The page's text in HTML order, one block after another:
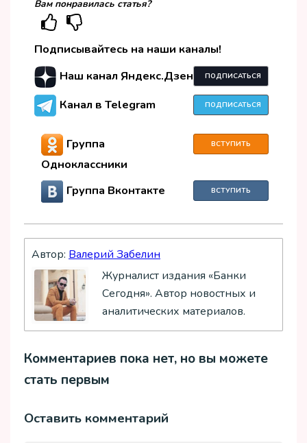
Вам понравилась статья?
Подписывайтесь на наши каналы!
Наш канал Яндекс.Дзен
ПОДПИСАТЬСЯ
Канал в Telegram ПОДПИСАТЬСЯ
Группа
Одноклассники
ВСТУПИТЬ
Группа Вконтакте ВСТУПИТЬ
Автор: Валерий Забелин
Журналист издания «Банки
Сегодня». Автор новостных и
аналитических материалов.
Комментариев пока нет, но вы можете
стать первым
Оставить комментарий